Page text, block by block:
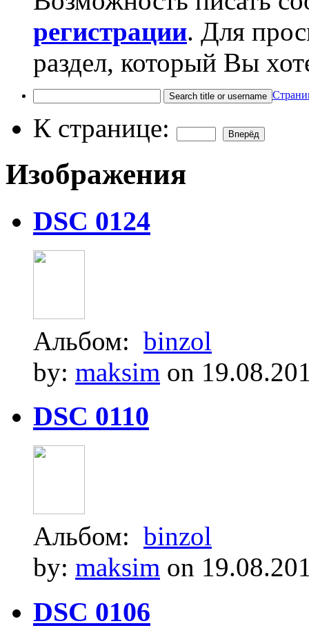
регистрации. Для
раздел, который Вы
К странице:
Изображения
DSC 0124
Альбом: binzol
by: maksim on
DSC 0110
Альбом: binzol
by: maksim on
DSC 0106